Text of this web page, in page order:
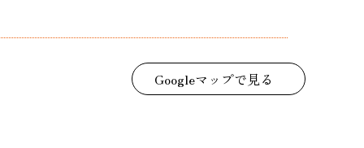
Googleマップで見る